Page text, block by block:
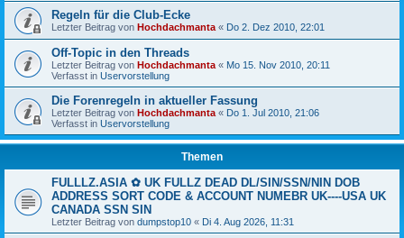
Regeln für die Club-Ecke
Letzter Beitrag von Hochdachmanta « Do 2. Dez 2010, 22:01
Off-Topic in den Threads
Letzter Beitrag von Hochdachmanta « Mo 15. Nov 2010, 20:11
Verfasst in Uservorstellung
Die Forenregeln in aktueller Fassung
Letzter Beitrag von Hochdachmanta « Do 1. Jul 2010, 21:06
Verfasst in Uservorstellung
Themen
FULLLZ.ASIA ✿ UK FULLZ DEAD DL/SIN/SSN/NIN DOB
ADDRESS SORT CODE & ACCOUNT NUMEBR UK----USA UK
CANADA SSN SIN
Letzter Beitrag von dumpstop10 « Di 4. Aug 2026, 11:31